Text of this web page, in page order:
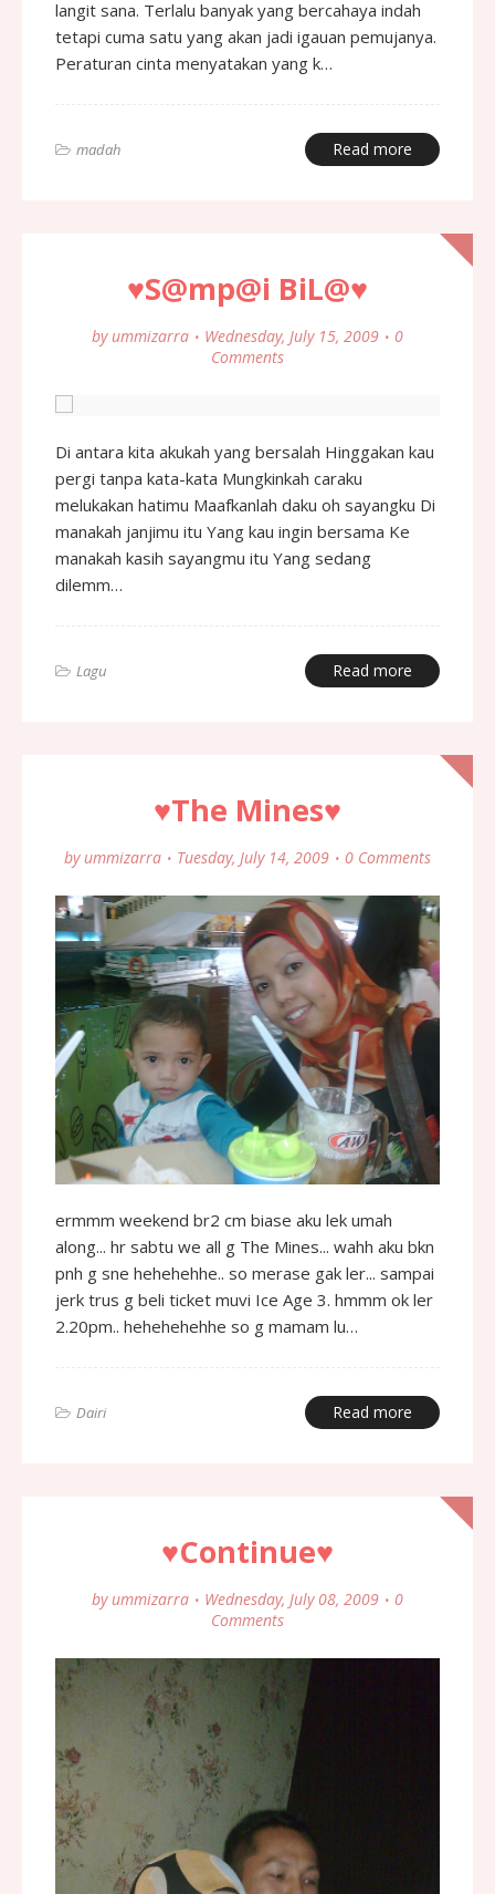
langit sana. Terlalu banyak yang bercahaya indah
tetapi cuma satu yang akan jadi igauan pemujanya.
Peraturan cinta menyatakan yang k…
madah Read more
♥S@mp@i BiL@♥
by ummizarra Wednesday, July 15, 2009
0
Comments
Di antara kita akukah yang bersalah Hinggakan kau
pergi tanpa kata-kata Mungkinkah caraku
melukakan hatimu Maafkanlah daku oh sayangku Di
manakah janjimu itu Yang kau ingin bersama Ke
manakah kasih sayangmu itu Yang sedang
dilemm…
Lagu Read more
♥The Mines♥
by ummizarra Tuesday, July 14, 2009 0 Comments
ermmm weekend br2 cm biase aku lek umah
along... hr sabtu we all g The Mines... wahh aku bkn
pnh g sne hehehehhe.. so merase gak ler... sampai
jerk trus g beli ticket muvi Ice Age 3. hmmm ok ler
2.20pm.. hehehehehhe so g mamam lu…
Dairi Read more
♥Continue♥
by ummizarra Wednesday, July 08, 2009
0
Comments